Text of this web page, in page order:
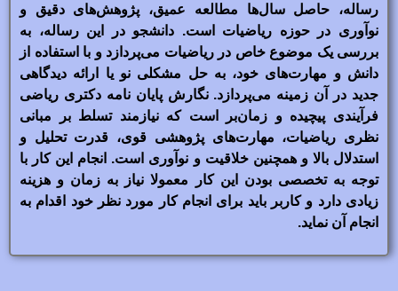
رساله، حاصل سال‌ها مطالعه عمیق، پژوهش‌های دقیق و
نوآوری در حوزه ریاضیات است. دانشجو در این رساله، به
بررسی یک موضوع خاص در ریاضیات می‌پردازد و با استفاده از
دانش و مهارت‌های خود، به حل مشکلی نو یا ارائه دیدگاهی
جدید در آن زمینه می‌پردازد. نگارش پایان نامه دکتری ریاضی
فرآیندی پیچیده و زمان‌بر است که نیازمند تسلط بر مبانی
نظری ریاضیات، مهارت‌های پژوهشی قوی، قدرت تحلیل و
استدلال بالا و همچنین خلاقیت و نوآوری است. انجام این کار با
توجه به تخصصی بودن این کار معمولا نیاز به زمان و هزینه
زیادی دارد و کاربر باید برای انجام کار مورد نظر خود اقدام به
انجام آن نماید.